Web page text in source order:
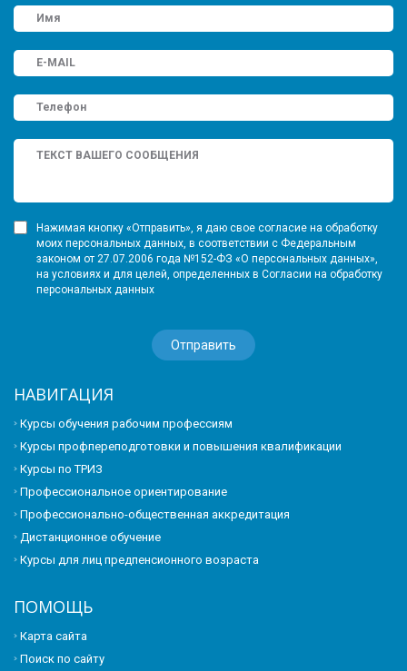
Нажимая кнопку «Отправить», я даю свое согласие на обработку
моих персональных данных, в соответствии с Федеральным
законом от 27.07.2006 года №152-ФЗ «О персональных данных»,
на условиях и для целей, определенных в Согласии на обработку
персональных данных
НАВИГАЦИЯ
Курсы обучения рабочим профессиям
Курсы профпереподготовки и повышения квалификации
Курсы по ТРИЗ
Профессиональное ориентирование
Профессионально-общественная аккредитация
Дистанционное обучение
Курсы для лиц предпенсионного возраста
ПОМОЩЬ
Карта сайта
Поиск по сайту